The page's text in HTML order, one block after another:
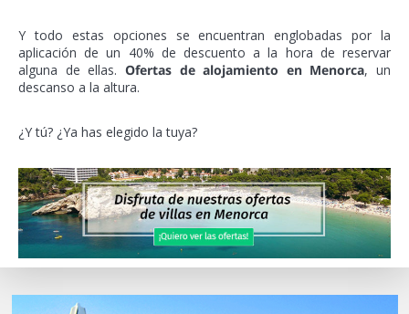
Y todo estas opciones se encuentran englobadas por la
aplicación de un 40% de descuento a la hora de reservar
alguna de ellas. Ofertas de alojamiento en Menorca, un
descanso a la altura.
¿Y tú? ¿Ya has elegido la tuya?